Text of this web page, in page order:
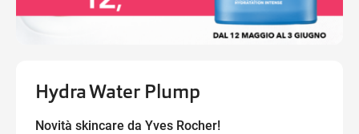
Hydra Water Plump
Novità skincare da Yves Rocher!